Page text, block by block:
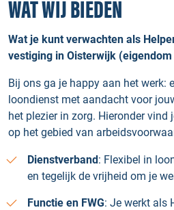
WAT WIJ BIEDEN
Wat je kunt verwachten als
vestiging in Oisterwijk (eigendom
Bij ons ga je happy aan het werk:
loondienst met aandacht voor
het plezier in zorg. Hieronder vind
op het gebied van
Dienstverband: Flexibel in
en tegelijk de vrijheid om je
Functie en FWG: Je werkt als